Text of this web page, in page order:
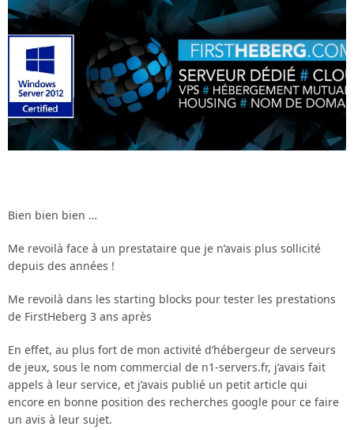
Bien bien bien …
Me revoilà face à un prestataire que je n’avais plus sollicité
depuis des années !
Me revoilà dans les starting blocks pour tester les prestations
de FirstHeberg 3 ans après
En effet, au plus fort de mon activité d’hébergeur de serveurs
de jeux, sous le nom commercial de n1-servers.fr, j’avais fait
appels à leur service, et j’avais publié un petit article qui
encore en bonne position des recherches google pour ce faire
un avis à leur sujet.